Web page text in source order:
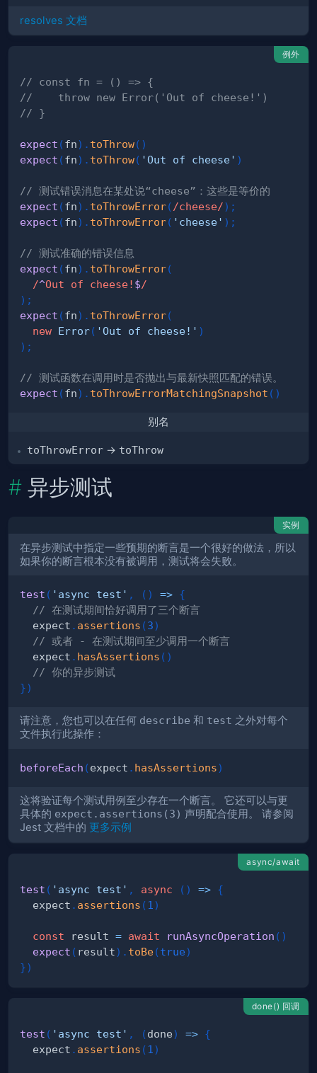
resolves 文档
例外
// const fn = () => {
//    throw new Error('Out of cheese!')
// }
expect (fn) . toThrow( )
expect (fn) . toThrow( 'Out of cheese' )
// 测试错误消息在某处说“cheese”：这些是等价的
expect (fn) . toThrowError( /cheese/) ;
expect (fn) . toThrowError( 'cheese' ) ;
// 测试准确的错误信息
expect (fn) . toThrowError(
/^Out of cheese! $/
) ;
expect (fn) . toThrowError(
new Error( 'Out of cheese!' )
) ;
// 测试函数在调用时是否抛出与最新快照匹配的错误。
expect (fn) . toThrowErrorMatchingSnapshot ( )
别名
toThrowError → toThrow
异步测试
实例
在异步测试中指定一些预期的断言是一个很好的做法，所以
如果你的断言根本没有被调用，测试将会失败。
test ( 'async test' , ( ) => {
// 在测试期间恰好调用了三个断言
  expect
. assertions (3)
// 或者 - 在测试期间至少调用一个断言
  expect
. hasAssertions ( )
// 你的异步测试
})
请注意，您也可以在任何 describe 和 test 之外对每个
文件执行此操作：
beforeEach (expect . hasAssertions)
这将验证每个测试用例至少存在一个断言。 它还可以与更
具体的 expect.assertions(3) 声明配合使用。 请参阅
Jest 文档中的 更多示例
async/await
test ( 'async test' , async ( ) => {
  expect
. assertions (1 )
const result = await runAsyncOperation ( )
expect ( result) . toBe(true)
})
done() 回调
test ( 'async test' , (done) => {
  expect
. assertions (1 )